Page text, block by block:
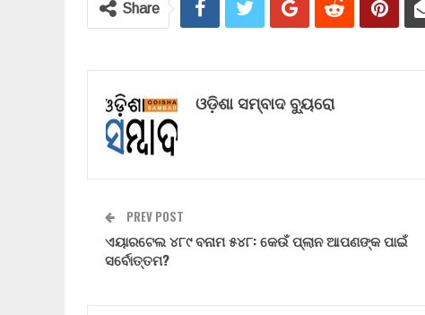
Share
ଓଡ଼ିଶା ସମ୍ବାଦ ବ୍ୟୁରୋ
PREV POST
ଏୟାରଟେଲ ୪୮୯ ବନାମ ୫୪୮: କେଉଁ ପ୍ଲାନ ଆପଣଙ୍କ ପାଇଁ
ସର୍ବୋତ୍ତମ?